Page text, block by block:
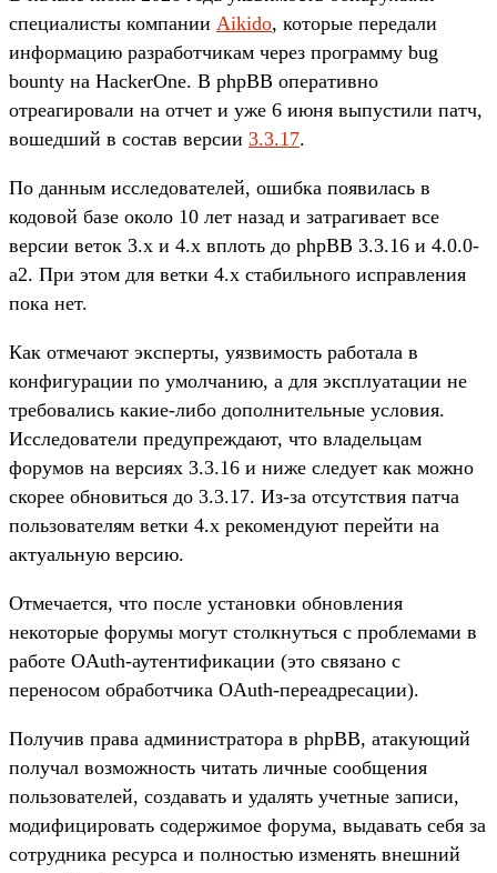
специалисты компании Aikido, которые передали
информацию разработчикам через программу bug
bounty на HackerOne. В phpBB оперативно
отреагировали на отчет и уже 6 июня выпустили патч,
вошедший в состав версии 3.3.17.
По данным исследователей, ошибка появилась в
кодовой базе около 10 лет назад и затрагивает все
версии веток 3.x и 4.x вплоть до phpBB 3.3.16 и 4.0.0-
a2. При этом для ветки 4.x стабильного исправления
пока нет.
Как отмечают эксперты, уязвимость работала в
конфигурации по умолчанию, а для эксплуатации не
требовались какие-либо дополнительные условия.
Исследователи предупреждают, что владельцам
форумов на версиях 3.3.16 и ниже следует как можно
скорее обновиться до 3.3.17. Из-за отсутствия патча
пользователям ветки 4.x рекомендуют перейти на
актуальную версию.
Отмечается, что после установки обновления
некоторые форумы могут столкнуться с проблемами в
работе OAuth-аутентификации (это связано с
переносом обработчика OAuth-переадресации).
Получив права администратора в phpBB, атакующий
получал возможность читать личные сообщения
пользователей, создавать и удалять учетные записи,
модифицировать содержимое форума, выдавать себя за
сотрудника ресурса и полностью изменять внешний